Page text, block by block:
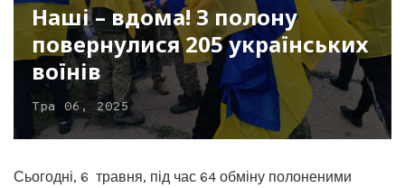
Наші – вдома! З полону
повернулися 205 українських
воїнів
Тра 06, 2025
Сьогодні, 6 травня, під час 64 обміну полоненими